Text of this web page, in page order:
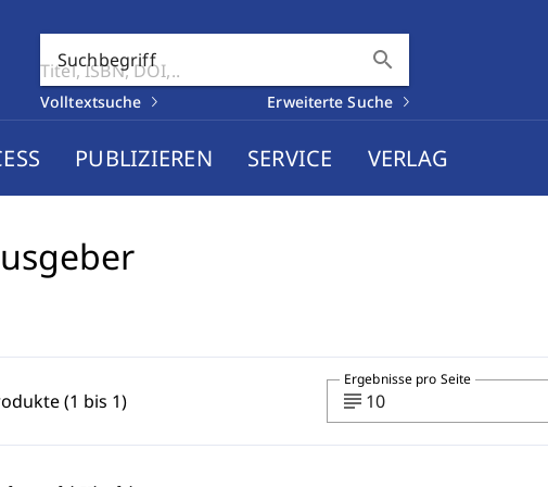
Suchbegriff search
Volltextsuche Erweiterte Suche
PUBLIZIEREN SERVICE VERLAG
(1 bis 1) subject 10
Ergebnisse pro Seite